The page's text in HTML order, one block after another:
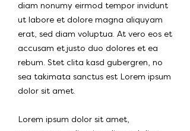
diam nonumy eirmod tempor invidunt
ut labore et dolore magna aliquyam
erat, sed diam voluptua. At vero eos et
accusam et justo duo dolores et ea
rebum. Stet clita kasd gubergren, no
sea takimata sanctus est Lorem ipsum
dolor sit amet.
Lorem ipsum dolor sit amet,